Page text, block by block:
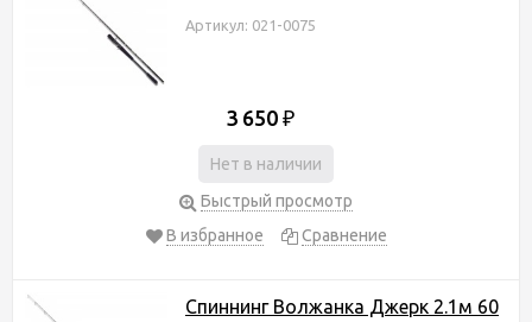
Артикул: 021-0075
3 650 ₽
Нет в наличии
Быстрый просмотр
В избранное
Сравнение
Спиннинг Волжанка Джерк 2.1м 60